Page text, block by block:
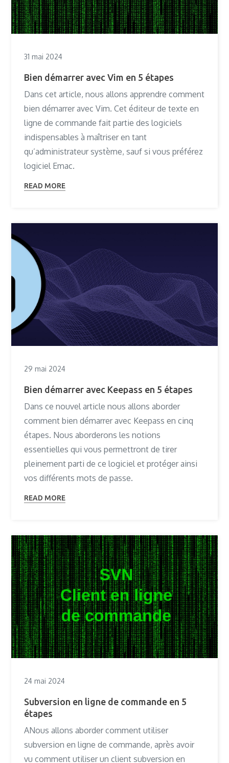
31 mai 2024
Bien démarrer avec Vim en 5 étapes
Dans cet article, nous allons apprendre comment
bien démarrer avec Vim. Cet éditeur de texte en
ligne de commande fait partie des logiciels
indispensables à maîtriser en tant
qu’administrateur système, sauf si vous préférez
logiciel Emac.
READ MORE
29 mai 2024
Bien démarrer avec Keepass en 5 étapes
Dans ce nouvel article nous allons aborder
comment bien démarrer avec Keepass en cinq
étapes. Nous aborderons les notions
essentielles qui vous permettront de tirer
pleinement parti de ce logiciel et protéger ainsi
vos différents mots de passe.
READ MORE
24 mai 2024
Subversion en ligne de commande en 5
étapes
ANous allons aborder comment utiliser
subversion en ligne de commande, après avoir
vu comment utiliser un client subversion en